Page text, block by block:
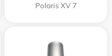
Polaris XV 7